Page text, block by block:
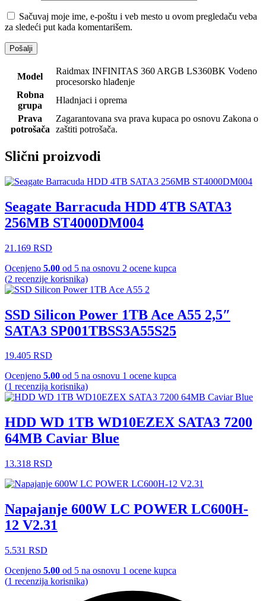
Sačuvaj moje ime, e-poštu i veb mesto u ovom pregledaču veba
za sledeći put kada komentarišem.
Model
Raidmax INFINITAS 360 ARGB LS360BK Vodeno
procesorsko hlađenje
Robna
grupa
Hladnjaci i oprema
Prava
potrošača
Zagarantovana sva prava kupaca po osnovu Zakona o
zaštiti potrošača.
Slični proizvodi
Seagate Barracuda HDD 4TB SATA3
256MB ST4000DM004
21.169 RSD
Ocenjeno 5.00 od 5 na osnovu 2 ocene kupca
(2 recenzije korisnika)
SSD Silicon Power 1TB Ace A55 2,5″
SATA3 SP001TBSS3A55S25
19.405 RSD
Ocenjeno 5.00 od 5 na osnovu 1 ocene kupca
(1 recenzija korisnika)
HDD WD 1TB WD10EZEX SATA3 7200
64MB Caviar Blue
13.318 RSD
Napajanje 600W LC POWER LC600H-
12 V2.31
5.531 RSD
Ocenjeno 5.00 od 5 na osnovu 1 ocene kupca
(1 recenzija korisnika)